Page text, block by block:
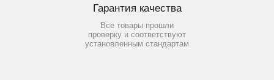
Гарантия качества
Все товары прошли
проверку и соответствуют
установленным стандартам